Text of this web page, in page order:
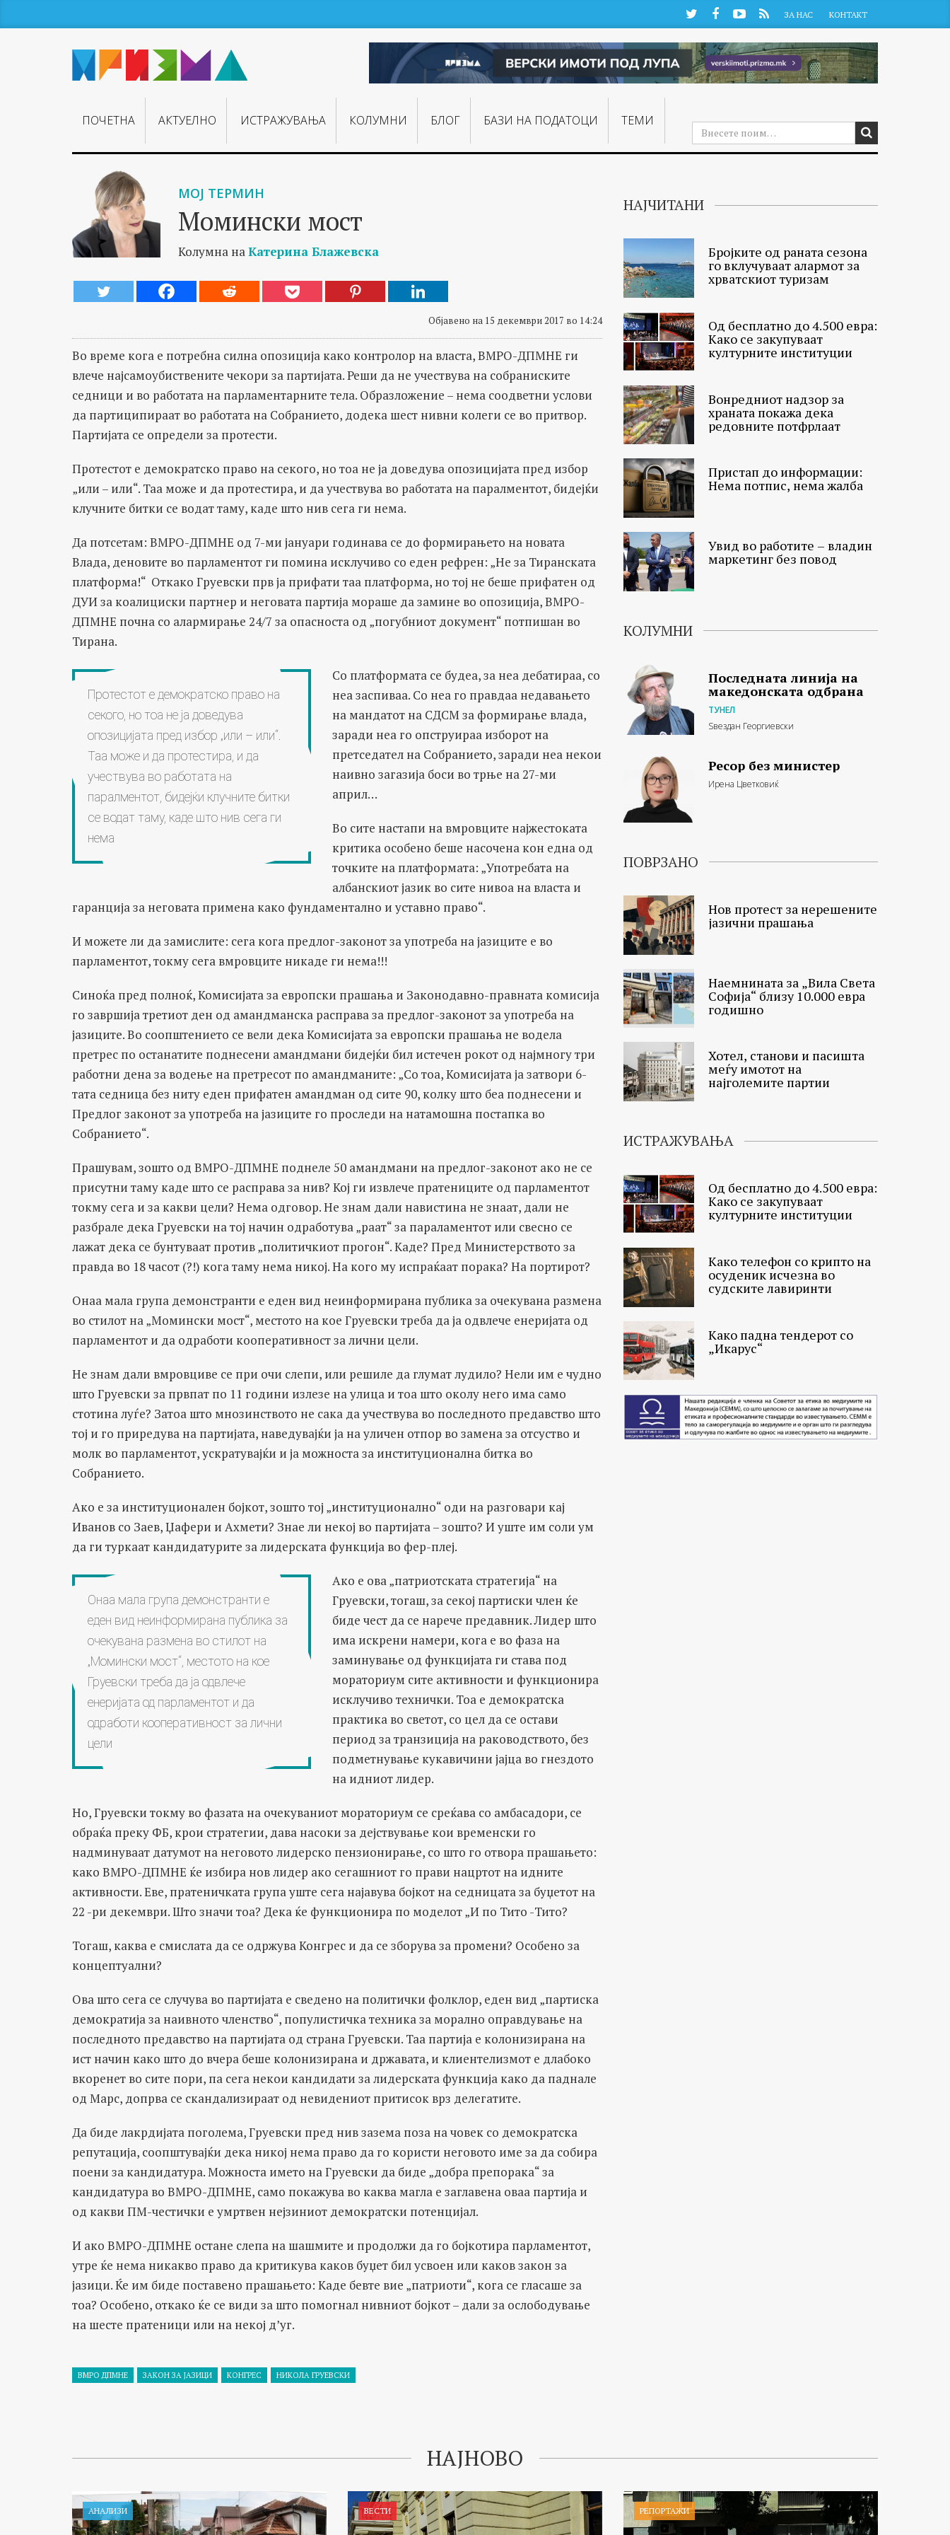
TwitterFacebookYouTube
RSS ЗА НАС КОНТАКТ
ПОЧЕТНА АКТУЕЛНО ИСТРАЖУВАЊA КОЛУМНИ БЛОГ БАЗИ НА ПОДАТОЦИ ТЕМИ
МОЈ ТЕРМИН
Момински мост
Колумна наКатерина Блажевска
Објавено на 15 декември 2017 во 14:24
Во време кога е потребна силна опозиција како контролор на власта, ВМРО-ДПМНЕ ги
влече најсамоубиствените чекори за партијата. Реши да не учествува на собраниските
седници и во работата на парламентарните тела. Образложение – нема соодветни услови
да партиципираат во работата на Собранието, додека шест нивни колеги се во притвор.
Партијата се определи за протести.
Протестот е демократско право на секого, но тоа не ја доведува опозицијата пред избор
„или – или“. Таа може и да протестира, и да учествува во работата на паралментот, бидејќи
клучните битки се водат таму, каде што нив сега ги нема.
Да потсетам: ВМРО-ДПМНЕ од 7-ми јануари годинава се до формирањето на новата
Влада, деновите во парламентот ги помина исклучиво со еден рефрен: „Не за Тиранската
платформа!“ Откако Груевски прв ја прифати таа платформа, но тој не беше прифатен од
ДУИ за коалициски партнер и неговата партија мораше да замине во опозиција, ВМРО-
ДПМНЕ почна со алармирање 24/7 за опасноста од „погубниот документ“ потпишан во
Тирана.
Протестот е демократско право на
секого, но тоа не ја доведува
опозицијата пред избор „или – или“.
Таа може и да протестира, и да
учествува во работата на
паралментот, бидејќи клучните битки
се водат таму, каде што нив сега ги
нема
Со платформата се будеа, за неа дебатираа, со
неа заспиваа. Со неа го правдаа недавањето
на мандатот на СДСМ за формирање влада,
заради неа го опструираа изборот на
претседател на Собранието, заради неа некои
наивно загазија боси во трње на 27-ми
април…
Во сите настапи на вмровците најжестоката
критика особено беше насочена кон една од
точките на платформата: „Употребата на
албанскиот јазик во сите нивоа на власта и
гаранција за неговата примена како фундаментално и уставно право“.
И можете ли да замислите: сега кога предлог-законот за употреба на јазиците е во
парламентот, токму сега вмровците никаде ги нема!!!
Синоќа пред полноќ, Комисијата за европски прашања и Законодавно-правната комисија
го завршија третиот ден од амандманска расправа за предлог-законот за употреба на
јазиците. Во соопштението се вели дека Комисијата за европски прашања не водела
претрес по останатите поднесени амандмани бидејќи бил истечен рокот од најмногу три
работни дена за водење на претресот по амандманите: „Со тоа, Комисијата ја затвори 6-
тата седница без ниту еден прифатен амандман од сите 90, колку што беа поднесени и
Предлог законот за употреба на јазиците го проследи на натамошна постапка во
Собранието“.
Прашувам, зошто од ВМРО-ДПМНЕ поднеле 50 амандмани на предлог-законот ако не се
присутни таму каде што се расправа за нив? Кој ги извлече пратениците од парламентот
токму сега и за какви цели? Нема одговор. Не знам дали навистина не знаат, дали не
разбрале дека Груевски на тој начин одработува „раат“ за параламентот или свесно се
лажат дека се бунтуваат против „политичкиот прогон“. Каде? Пред Министерството за
правда во 18 часот (?!) кога таму нема никој. На кого му испраќаат порака? На портирот?
Онаа мала група демонстранти е еден вид неинформирана публика за очекувана размена
во стилот на „Момински мост“, местото на кое Груевски треба да ја одвлече енеријата од
парламентот и да одработи кооперативност за лични цели.
Не знам дали вмровциве се при очи слепи, или решиле да глумат лудило? Нели им е чудно
што Груевски за првпат по 11 години излезе на улица и тоа што околу него има само
стотина луѓе? Затоа што мнозинството не сака да учествува во последното предавство што
тој и го приредува на партијата, наведувајќи ја на уличен отпор во замена за отсуство и
молк во парламентот, ускратувајќи и ја можноста за институционална битка во
Собранието.
Ако е за институционален бојкот, зошто тој „институционално“ оди на разговари кај
Иванов со Заев, Џафери и Ахмети? Знае ли некој во партијата – зошто? И уште им соли ум
да ги туркаат кандидатурите за лидерската функција во фер-плеј.
Онаа мала група демонстранти е
еден вид неинформирана публика за
очекувана размена во стилот на
„Момински мост“, местото на кое
Груевски треба да ја одвлече
енеријата од парламентот и да
одработи кооперативност за лични
цели
Ако е ова „патриотската стратегија“ на
Груевски, тогаш, за секој партиски член ќе
биде чест да се нарече предавник. Лидер што
има искрени намери, кога е во фаза на
заминување од функцијата ги става под
мораториум сите активности и функционира
исклучиво технички. Тоа е демократска
практика во светот, со цел да се остави
период за транзиција на раководството, без
подметнување кукавичини јајца во гнездото
на идниот лидер.
Но, Груевски токму во фазата на очекуваниот мораториум се среќава со амбасадори, се
обраќа преку ФБ, крои стратегии, дава насоки за дејствување кои временски го
надминуваат датумот на неговото лидерско пензионирање, со што го отвора прашањето:
како ВМРО-ДПМНЕ ќе избира нов лидер ако сегашниот го прави нацртот на идните
активности. Еве, пратеничката група уште сега најавува бојкот на седницата за буџетот на
22 -ри декември. Што значи тоа? Дека ќе функционира по моделот „И по Тито -Тито?
Тогаш, каква е смислата да се одржува Конгрес и да се зборува за промени? Особено за
концептуални?
Ова што сега се случува во партијата е сведено на политички фолклор, еден вид „партиска
демократија за наивното членство“, популистичка техника за морално оправдување на
последното предавство на партијата од страна Груевски. Таа партија е колонизирана на
ист начин како што до вчера беше колонизирана и државата, и клиентелизмот е длабоко
вкоренет во сите пори, па сега некои кандидати за лидерската функција како да паднале
од Марс, допрва се скандализираат од невидениот притисок врз делегатите.
Да биде лакрдијата поголема, Груевски пред нив зазема поза на човек со демократска
репутација, соопштувајќи дека никој нема право да го користи неговото име за да собира
поени за кандидатура. Можноста името на Груевски да биде „добра препорака“ за
кандидатура во ВМРО-ДПМНЕ, само покажува во каква магла е заглавена оваа партија и
од какви ПМ-честички е умртвен нејзиниот демократски потенцијал.
И ако ВМРО-ДПМНЕ остане слепа на шашмите и продолжи да го бојкотира парламентот,
утре ќе нема никакво право да критикува каков буџет бил усвоен или каков закон за
јазици. Ќе им биде поставено прашањето: Каде бевте вие „патриоти“, кога се гласаше за
тоа? Особено, откако ќе се види за што помогнал нивниот бојкот – дали за ослободување
на шесте пратеници или на некој д’уг.
ВМРО ДПМНЕ ЗАКОН ЗА ЈАЗИЦИ КОНГРЕС НИКОЛА ГРУЕВСКИ
НАЈЧИТАНИ
Бројките од раната сезона
го вклучуваат алармот за
хрватскиот туризам
Од бесплатно до 4.500 евра:
Како се закупуваат
културните институции
Вонредниот надзор за
храната покажа дека
редовните потфрлаат
Пристап до информации:
Нема потпис, нема жалба
Увид во работите – владин
маркетинг без повод
КОЛУМНИ
Последната линија на
македонската одбрана
ТУНЕЛ
Ѕвездан Георгиевски
Ресор без министер
Ирена Цветковиќ
ПОВРЗАНО
Нов протест за нерешените
јазични прашања
Наемнината за „Вила Света
Софија“ близу 10.000 евра
годишно
Хотел, станови и пасишта
меѓу имотот на
најголемите партии
ИСТРАЖУВАЊА
Од бесплатно до 4.500 евра:
Како се закупуваат
културните институции
Како телефон со крипто на
осуденик исчезна во
судските лавиринти
Како падна тендерот со
„Икарус“
НАЈНОВО
АНАЛИЗИ ВЕСТИ РЕПОРТАЖИ